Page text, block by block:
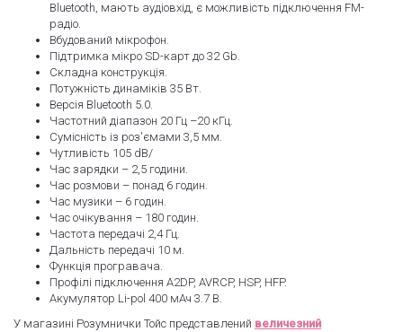
Bluetooth, мають аудіовхід, є можливість підключення FM-
радіо.
Вбудований мікрофон.
Підтримка мікро SD-карт до 32 Gb.
Складна конструкція.
Потужність динаміків 35 Вт.
Версія Bluetooth 5.0.
Частотний діапазон 20 Гц –20 кГц.
Сумісність із роз'ємами 3,5 мм.
Чутливість 105 dB/
Час зарядки – 2,5 години.
Час розмови – понад 6 годин.
Час музики – 6 годин.
Час очікування – 180 годин.
Частота передачі 2,4 Гц.
Дальність передачі 10 м.
Функція програвача.
Профілі підключення A2DP, AVRCP, HSP, HFP.
Акумулятор Li-pol 400 мАч 3.7 В.
У магазині Розумнички Тойс представлений величезний